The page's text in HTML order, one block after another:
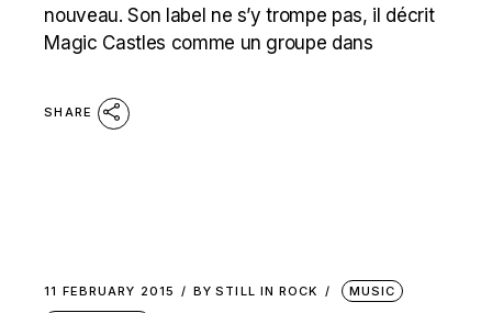
nouveau. Son label ne s’y trompe pas, il décrit
Magic Castles comme un groupe dans
SHARE
11 FEBRUARY 2015 BY STILL IN ROCK
MUSIC